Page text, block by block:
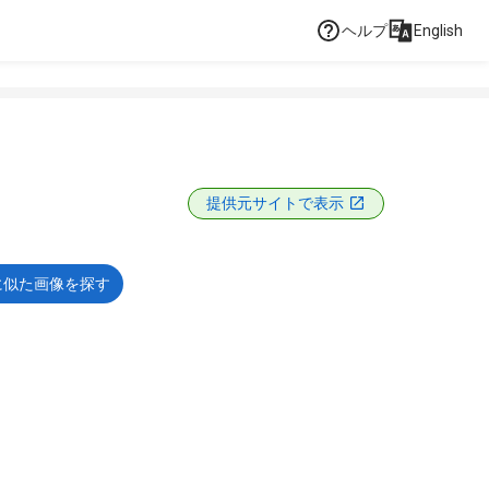
ヘルプ English
提供元サイトで表示
た画像を探す